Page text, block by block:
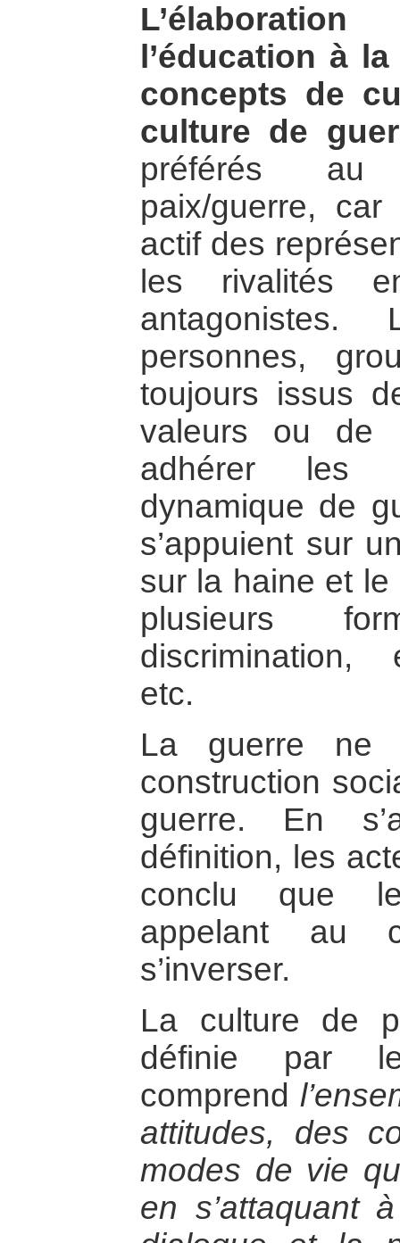
l’éducation à
concepts de
culture de
préférés au
paix/guerre,
actif des
les rivalités
personnes,
toujours issus
valeurs ou de
adhérer les
dynamique de
s’appuient sur
sur la haine et
plusieurs
discrimination,
etc.
La guerre ne
construction
guerre. En
définition, les
conclu que
appelant au
s’inverser.
La culture de
définie par
comprend
attitudes, des
modes de vie
en s’attaquant